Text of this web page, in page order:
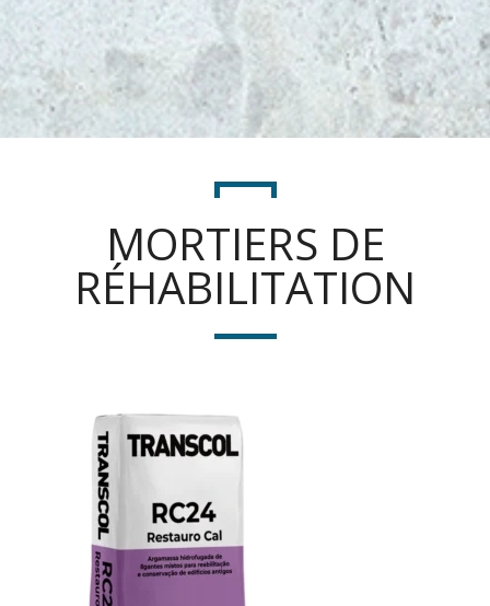
MORTIERS DE
RÉHABILITATION